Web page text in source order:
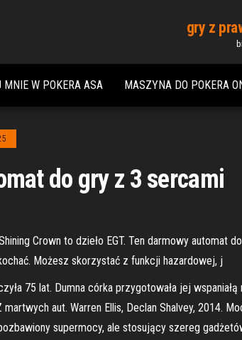
gry z
MNIE W POKERA ASA MASZYNA DO POKERA
do gry z 3 sercami
Crown to dzieło EGT. Ten darmowy automat
Możesz skorzystać z funkcji hazardowej, j
75 lat. Dumna córka przygotowała jej
martwych aut. Warren Ellis, Declan Shalvey, 2014.
supermocy, ale stosujący szereg